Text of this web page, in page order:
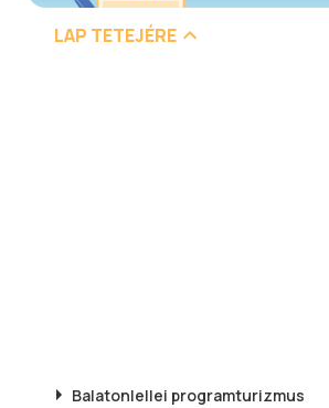
LAP TETEJÉRE
Balatonlellei programturizmus